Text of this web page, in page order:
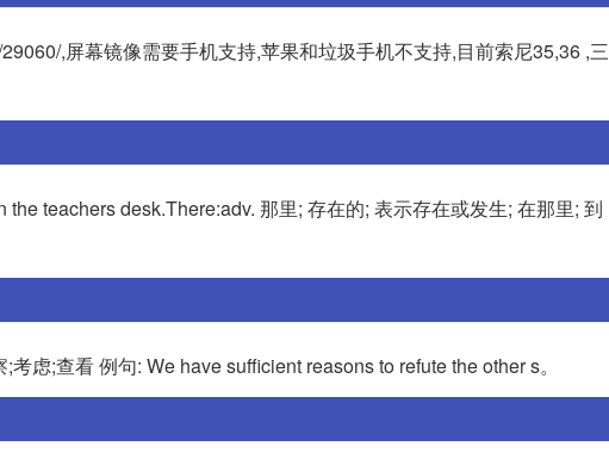
,屏幕镜像需要手机支持,苹果和垃圾手机不支持,目前索尼35,36 ,三
teachers desk.There:adv. 那里; 存在的; 表示存在或发生; 在那里; 到
虑;查看 例句: We have sufficient reasons to refute the other s。